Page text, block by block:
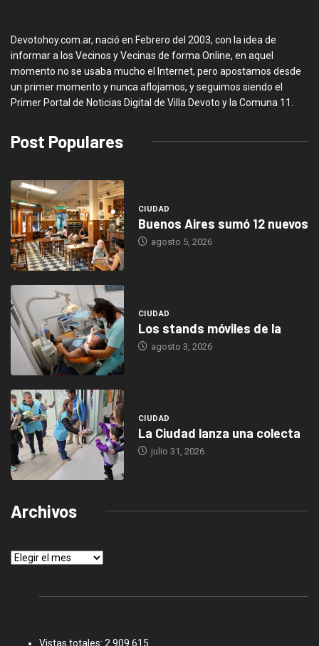
Devotohoy.com.ar, nació en Febrero del 2003, con la idea de
informar a los Vecinos y Vecinas de forma Online, en aquel
momento no se usaba mucho el Internet, pero apostamos desde
un primer momento y nunca aflojamos, y seguimos siendo el
Primer Portal de Noticias Digital de Villa Devoto y la Comuna 11.
Post Populares
CIUDAD
Buenos Aires sumó 12 nuevos
agosto 5, 2026
CIUDAD
Los stands móviles de la
agosto 3, 2026
CIUDAD
La Ciudad lanza una colecta
julio 31, 2026
Archivos
Archivos
Vistas totales: 2.909.615